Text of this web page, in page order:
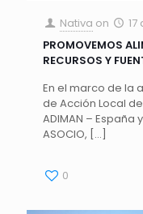
Nativa on
PROMOVEMOS
RECURSOS Y
En el marco de la
de Acción Local
ADIMAN – España
ASOCIO, […]
0